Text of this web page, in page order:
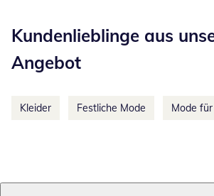
Kundenlieblinge aus
Angebot
Kleider Festliche Mode Mode